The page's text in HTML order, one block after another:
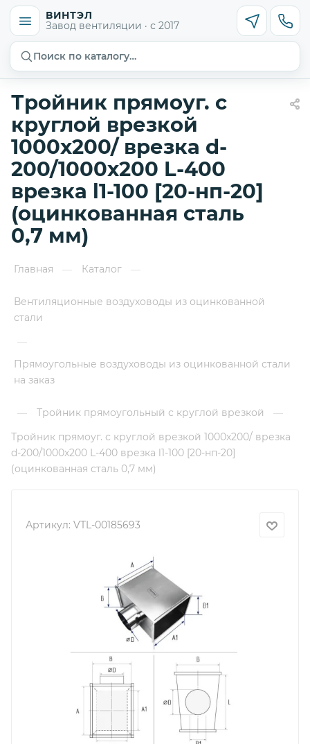
ВИНТЭЛ
Завод вентиляции · с 2017
Поиск по каталогу…
Тройник прямоуг. с
круглой врезкой
1000х200/ врезка d-
200/1000х200 L-400
врезка l1-100 [20-нп-20]
(оцинкованная сталь
0,7 мм)
Главная — Каталог —
Вентиляционные воздуховоды из оцинкованной
стали
—
Прямоугольные воздуховоды из оцинкованной стали
на заказ
— Тройник прямоугольный с круглой врезкой
—
Тройник прямоуг. с круглой врезкой 1000х200/ врезка
d-200/1000х200 L-400 врезка l1-100 [20-нп-20]
(оцинкованная сталь 0,7 мм)
Артикул: VTL-00185693